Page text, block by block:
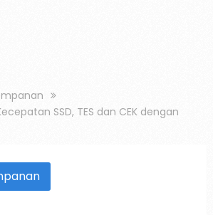
SSD, TES dan CEK dengan